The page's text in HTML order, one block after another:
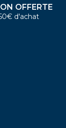
OFFERTE
d'achat